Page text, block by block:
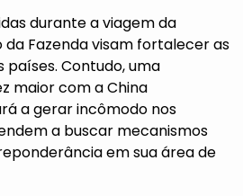
durante a viagem da
Fazenda visam fortalecer as
países. Contudo, uma
maior com a China
a gerar incômodo nos
a buscar mecanismos
em sua área de